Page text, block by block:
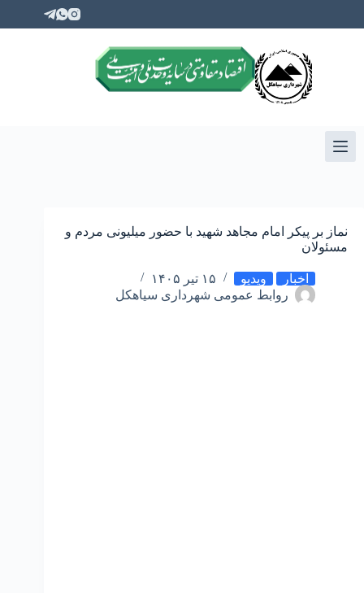
نماز بر پیکر امام مجاهد شهید با حضور میلیونی مردم و
مسئولان
اخبار ویدیو
۱۵ تیر ۱۴۰۵
روابط عمومی شهرداری سیاهکل